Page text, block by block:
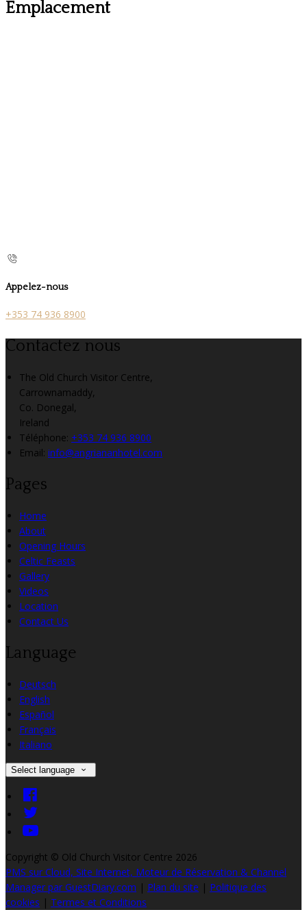
Emplacement
Appelez-nous
+353 74 936 8900
Contactez nous
The Old Church Visitor Centre,
Carrownamaddy,
Co. Donegal,
Ireland
Téléphone: +353 74 936 8900
Email: info@angriananhotel.com
Pages
Home
About
Opening Hours
Celtic Feasts
Gallery
Videos
Location
Contact Us
Language
Deutsch
English
Español
Français
Italiano
Select language
Copyright © Old Church Visitor Centre 2026
PMS sur Cloud, Site Internet, Moteur de Réservation & Channel
Manager par GuestDiary.com | Plan du site | Politique des
cookies | Termes et Conditions